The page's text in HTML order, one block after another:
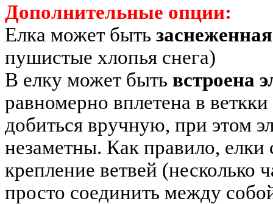
Дополнительные опции:
Елка может быть заснеженная
пушистые хлопья снега)
В елку может быть встроена
равномерно вплетена в
добиться вручную, при этом
незаметны. Как правило,
крепление ветвей (несколько
просто соединить между